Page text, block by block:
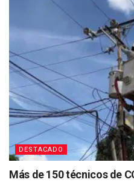
DESTACADO
Más de 150 técnicos de